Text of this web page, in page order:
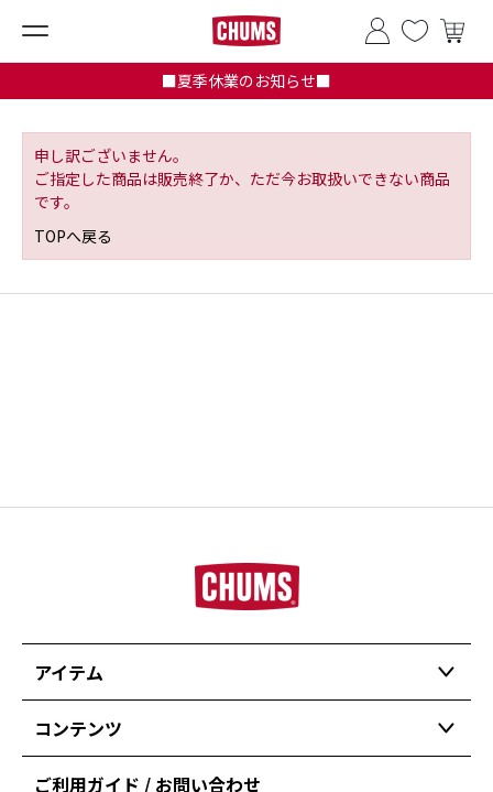
■夏季休業のお知らせ■
申し訳ございません。
ご指定した商品は販売終了か、ただ今お取扱いできない商品
です。
TOPへ戻る
アイテム
コンテンツ
ご利用ガイド / お問い合わせ